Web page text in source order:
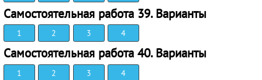
Самостоятельная работа 39. Варианты
1 2 3 4
Самостоятельная работа 40. Варианты
1 2 3 4